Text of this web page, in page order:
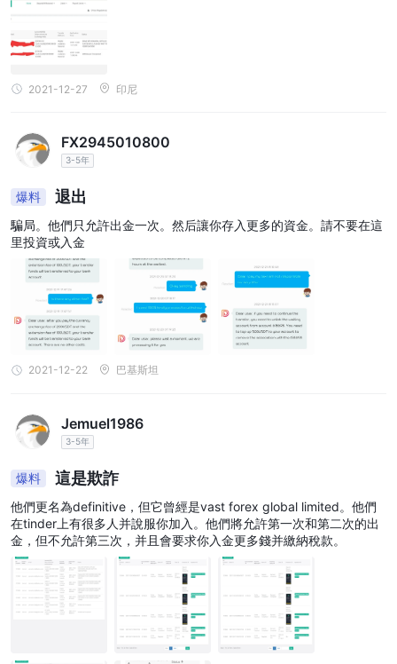
2021-12-27 印尼
FX2945010800
3-5年
爆料 退出
騙局。他們只允許出金一次。然后讓你存入更多的資金。請不要在這
里投資或入金
2021-12-22 巴基斯坦
Jemuel1986
3-5年
爆料 這是欺詐
他們更名為definitive，但它曾經是vast forex global limited。他們
在tinder上有很多人并說服你加入。他們將允許第一次和第二次的出
金，但不允許第三次，并且會要求你入金更多錢并繳納稅款。